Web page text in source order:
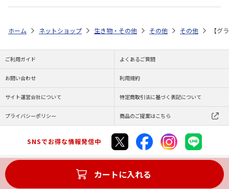
カートに入れる
ホーム ネットショップ 生き物・その他 その他 その他 【グ
ご利用ガイド よくあるご質問
お問い合わせ 利用規約
サイト運営会社について 特定商取引法に基づく表記について
プライバシーポリシー 商品のご提案はこちら
SNSでお得な情報発信中